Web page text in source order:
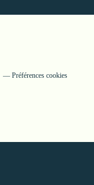
Préférences cookies